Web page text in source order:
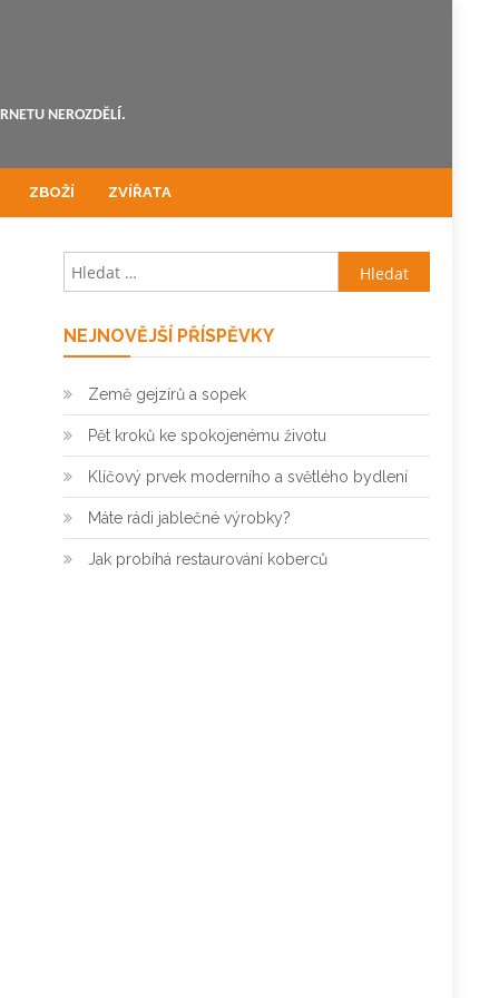
NEROZDĚLÍ.
ZBOŽÍ ZVÍŘATA
Vyhledávání
NEJNOVĚJŠÍ PŘÍSPĚVKY
Země gejzírů a sopek
Pět kroků ke spokojenému životu
Klíčový prvek moderního a světlého bydlení
Máte rádi jablečné výrobky?
Jak probíhá restaurování koberců